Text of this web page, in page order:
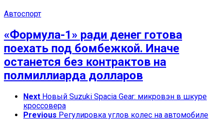
Автоспорт
«Формула-1» ради денег готова
поехать под бомбежкой. Иначе
останется без контрактов на
полмиллиарда долларов
Next Новый Suzuki Spacia Gear: микровэн в шкуре
кроссовера
Previous Регулировка углов колес на автомобиле